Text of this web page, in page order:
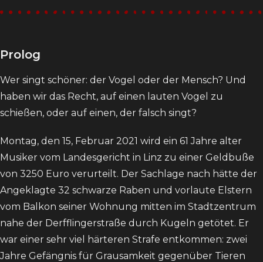
Prolog
Wer singt schöner: der Vogel oder der Mensch? Und
haben wir das Recht, auf einen lauten Vogel zu
schießen, oder auf einen, der falsch singt?
Montag, den 15, Februar 2021 wird ein 61 Jahre alter
Musiker vom Landesgericht in Linz zu einer Geldbuße
von 3250 Euro verurteilt. Der Sachlage nach hätte der
Angeklagte 32 schwarze Raben und vorlaute Elstern
vom Balkon seiner Wohnung mitten im Stadtzentrum
nahe der Derfflingerstraße durch Kugeln getötet. Er
war einer sehr viel härteren Strafe entkommen: zwei
Jahre Gefängnis für Grausamkeit gegenüber Tieren